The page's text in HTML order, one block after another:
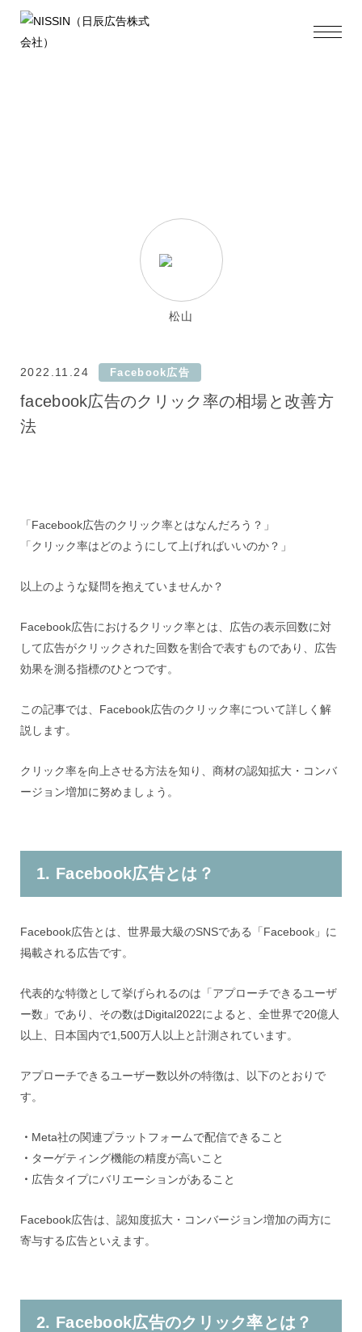
松山
2022.11.24 Facebook広告
facebook広告のクリック率の相場と改善方
法
「Facebook広告のクリック率とはなんだろう？」
「クリック率はどのようにして上げればいいのか？」
以上のような疑問を抱えていませんか？
Facebook広告におけるクリック率とは、広告の表示回数に対
して広告がクリックされた回数を割合で表すものであり、広告
効果を測る指標のひとつです。
この記事では、Facebook広告のクリック率について詳しく解
説します。
クリック率を向上させる方法を知り、商材の認知拡大・コンバ
ージョン増加に努めましょう。
1. Facebook広告とは？
Facebook広告とは、世界最大級のSNSである「Facebook」に
掲載される広告です。
代表的な特徴として挙げられるのは「アプローチできるユーザ
ー数」であり、その数はDigital2022によると、全世界で20億人
以上、日本国内で1,500万人以上と計測されています。
アプローチできるユーザー数以外の特徴は、以下のとおりで
す。
・ Meta社の関連プラットフォームで配信できること
・ ターゲティング機能の精度が高いこと
・ 広告タイプにバリエーションがあること
Facebook広告は、認知度拡大・コンバージョン増加の両方に
寄与する広告といえます。
2. Facebook広告のクリック率とは？